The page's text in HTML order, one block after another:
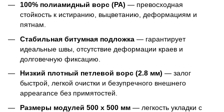
100% полиамидный ворс (PA) — превосходная
стойкость к истиранию, выцветанию, деформациям и
пятнам.
Стабильная битумная подложка — гарантирует
идеальные швы, отсутствие деформации краев и
долговечную фиксацию.
Низкий плотный петлевой ворс (2.8 мм) — залог
быстрой, легкой очистки и безупречного внешнего
appearance без примятостей.
Размеры модулей 500 x 500 мм — легкость укладки с